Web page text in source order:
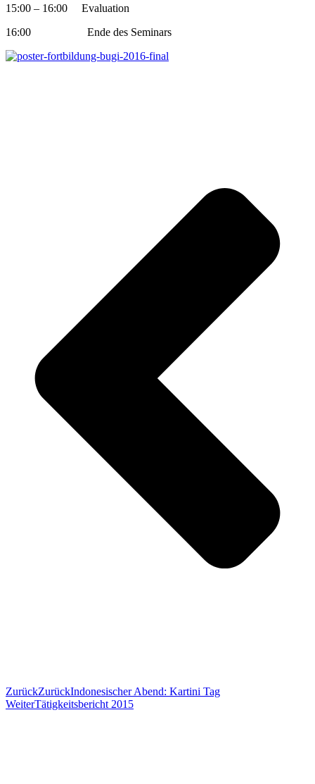
15:00 – 16:00 Evaluation
16:00 Ende des Seminars
ZurückZurückIndonesischer Abend: Kartini Tag
WeiterTätigkeitsbericht 2015